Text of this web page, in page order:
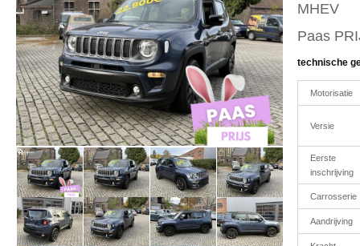
MHEV
Paas
technische
Motorisatie
Versie
Eerste
inschrijving
Carrosserie
Aandrijving